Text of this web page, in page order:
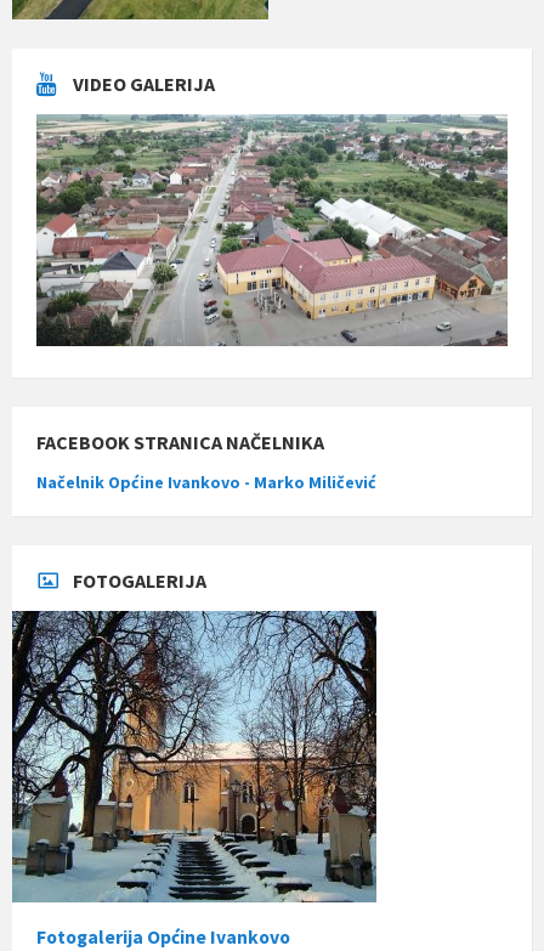
VIDEO GALERIJA
FACEBOOK STRANICA NAČELNIKA
Načelnik Općine Ivankovo - Marko Miličević
FOTOGALERIJA
Fotogalerija Općine Ivankovo